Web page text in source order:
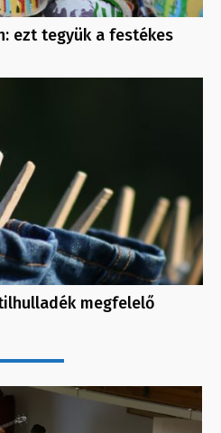
ezt tegyük a festékes
megfelelő